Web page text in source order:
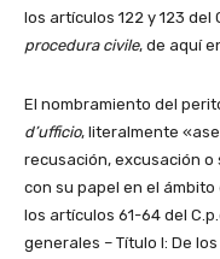
los artículos 122 y 123
procedura civile, de aquí
El nombramiento del
d’ufficio, literalmente
recusación, excusación
con su papel en el
los artículos 61-64 del
generales – Título I: De